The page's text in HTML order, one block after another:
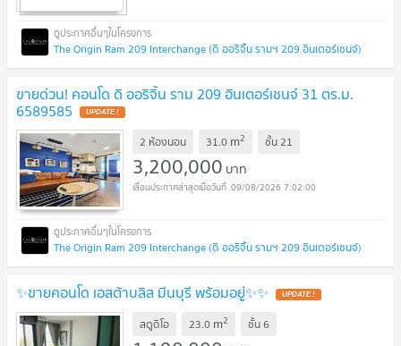
The Origin Ram 209 Interchange (ดิ ออริจิ้น รามฯ 209 อินเตอร์เชนจ์)
ขายด่วน! คอนโด ดิ ออริจิ้น ราม 209 อินเตอร์เชนจ์ 31 ตร.ม.
6589585 UPDATE !
2 ห้องนอน 31.0 m2 ชั้น21
3,200,000 บาท
09/08/2026 7:02:00
The Origin Ram 209 Interchange (ดิ ออริจิ้น รามฯ 209 อินเตอร์เชนจ์)
✨️ขายคอนโด เอสต้าบลิส มีนบุรี พร้อมอยู่✨️✨️ UPDATE !
สตูดิโอ 23.0 m2 ชั้น6